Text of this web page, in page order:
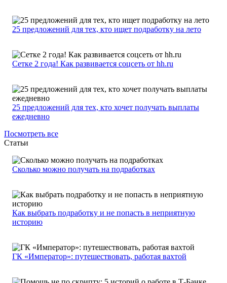
25 предложений для тех, кто ищет подработку на лето
Сетке 2 года! Как развивается соцсеть от hh.ru
25 предложений для тех, кто хочет получать выплаты
ежедневно
Посмотреть все
Статьи
Сколько можно получать на подработках
Как выбрать подработку и не попасть в неприятную
историю
ГК «Император»: путешествовать, работая вахтой